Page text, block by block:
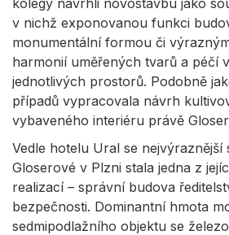
v nichž exponovanou funkci
monumentální formou či
harmonií uměřených tvarů a péčí
jednotlivých prostorů. Podobně
případů vypracovala návrh
vybaveného interiéru právě
Vedle hotelu Ural se
Gloserové v Plzni stala jedna z
realizací – správní budova
bezpečnosti. Dominantní hmota
sedmipodlažního objektu se